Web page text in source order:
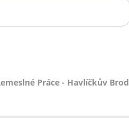
Práce - Havlíčkův Brod